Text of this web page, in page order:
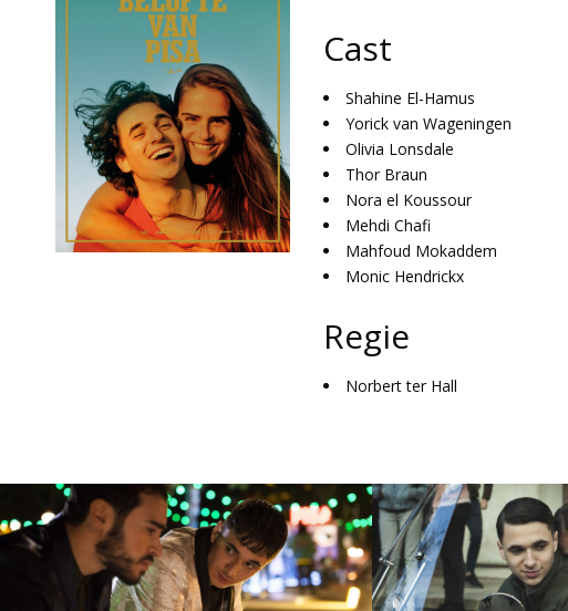
Cast
Shahine El-Hamus
Yorick van Wageningen
Olivia Lonsdale
Thor Braun
Nora el Koussour
Mehdi Chafi
Mahfoud Mokaddem
Monic Hendrickx
Regie
Norbert ter Hall